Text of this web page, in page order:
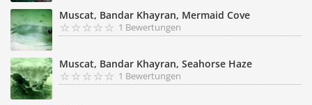
Muscat, Bandar Khayran, Mermaid Cove
1 Bewertungen
Muscat, Bandar Khayran, Seahorse Haze
1 Bewertungen